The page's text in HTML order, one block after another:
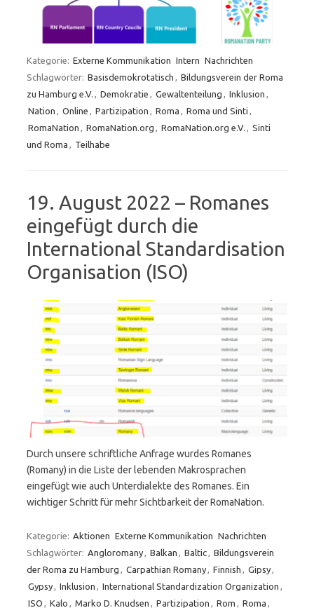
Kategorie: Externe Kommunikation Intern Nachrichten
Schlagwörter: Basisdemokrotatisch , Bildungsverein der Roma
zu Hamburg e.V. , Demokratie , Gewaltenteilung , Inklusion ,
Nation , Online , Partizipation , Roma , Roma und Sinti ,
RomaNation , RomaNation.org , RomaNation.org e.V. , Sinti
und Roma , Teilhabe
19. August 2022 – Romanes
eingefügt durch die
International Standardisation
Organisation (ISO)
Durch unsere schriftliche Anfrage wurdes Romanes
(Romany) in die Liste der lebenden Makrosprachen
eingefügt wie auch Unterdialekte des Romanes. Ein
wichtiger Schritt für mehr Sichtbarkeit der RomaNation.
Kategorie: Aktionen Externe Kommunikation Nachrichten
Schlagwörter: Angloromany, Balkan , Baltic, Bildungsverein
der Roma zu Hamburg , Carpathian Romany, Finnish , Gipsy,
Gypsy, Inklusion , International Standardization Organization ,
ISO , Kalo , Marko D. Knudsen , Partizipation , Rom , Roma ,